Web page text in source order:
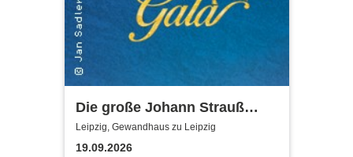
Die große Johann Strauß
Gala - unsterbliche Arien &
Duette der Strauß Familie
Leipzig, Gewandhaus zu Leipzig
19.09.2026